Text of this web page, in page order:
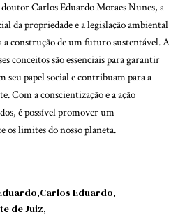
Carlos Eduardo Moraes Nunes, a
da propriedade e a legislação ambiental
construção de um futuro sustentável. A
conceitos são essenciais para garantir
seu papel social e contribuam para a
Com a conscientização e a ação
é possível promover um
os limites do nosso planeta.
Carlos Eduardo
de Juiz